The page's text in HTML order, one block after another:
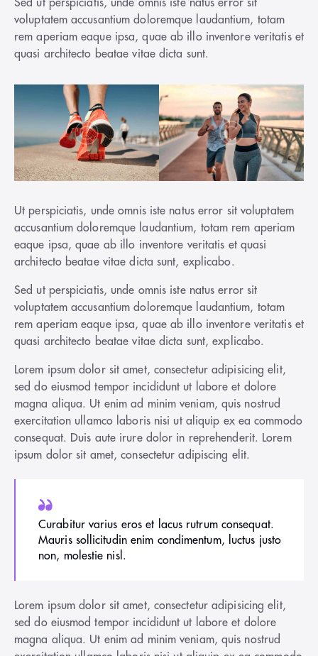
Sed ut perspiciatis, unde omnis iste natus error sit
voluptatem accusantium doloremque laudantium, totam
rem aperiam eaque ipsa, quae ab illo inventore veritatis et
quasi architecto beatae vitae dicta sunt.
Ut perspiciatis, unde omnis iste natus error sit voluptatem
accusantium doloremque laudantium, totam rem aperiam
eaque ipsa, quae ab illo inventore veritatis et quasi
architecto beatae vitae dicta sunt, explicabo.
Sed ut perspiciatis, unde omnis iste natus error sit
voluptatem accusantium doloremque laudantium, totam
rem aperiam eaque ipsa, quae ab illo inventore veritatis et
quasi architecto beatae vitae dicta sunt, explicabo.
Lorem ipsum dolor sit amet, consectetur adipisicing elit,
sed do eiusmod tempor incididunt ut labore et dolore
magna aliqua. Ut enim ad minim veniam, quis nostrud
exercitation ullamco laboris nisi ut aliquip ex ea commodo
consequat. Duis aute irure dolor in reprehenderit. Lorem
ipsum dolor sit amet, consectetur adipiscing elit.
Curabitur varius eros et lacus rutrum consequat.
Mauris sollicitudin enim condimentum, luctus justo
non, molestie nisl.
Lorem ipsum dolor sit amet, consectetur adipisicing elit,
sed do eiusmod tempor incididunt ut labore et dolore
magna aliqua. Ut enim ad minim veniam, quis nostrud